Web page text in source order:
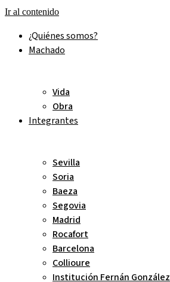
Ir al contenido
¿Quiénes somos?
Machado
Vida
Obra
Integrantes
Sevilla
Soria
Baeza
Segovia
Madrid
Rocafort
Barcelona
Collioure
Institución Fernán González